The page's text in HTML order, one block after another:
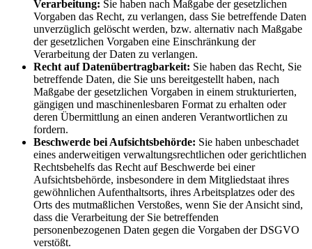
Verarbeitung: Sie haben nach Maßgabe der gesetzlichen
Vorgaben das Recht, zu verlangen, dass Sie betreffende Daten
unverzüglich gelöscht werden, bzw. alternativ nach Maßgabe
der gesetzlichen Vorgaben eine Einschränkung der
Verarbeitung der Daten zu verlangen.
Recht auf Datenübertragbarkeit: Sie haben das Recht, Sie
betreffende Daten, die Sie uns bereitgestellt haben, nach
Maßgabe der gesetzlichen Vorgaben in einem strukturierten,
gängigen und maschinenlesbaren Format zu erhalten oder
deren Übermittlung an einen anderen Verantwortlichen zu
fordern.
Beschwerde bei Aufsichtsbehörde: Sie haben unbeschadet
eines anderweitigen verwaltungsrechtlichen oder gerichtlichen
Rechtsbehelfs das Recht auf Beschwerde bei einer
Aufsichtsbehörde, insbesondere in dem Mitgliedstaat ihres
gewöhnlichen Aufenthaltsorts, ihres Arbeitsplatzes oder des
Orts des mutmaßlichen Verstoßes, wenn Sie der Ansicht sind,
dass die Verarbeitung der Sie betreffenden
personenbezogenen Daten gegen die Vorgaben der DSGVO
verstößt.